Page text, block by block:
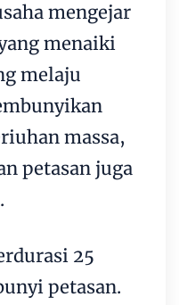
mengejar
menaiki
melaju
massa,
petasan juga
25
petasan.